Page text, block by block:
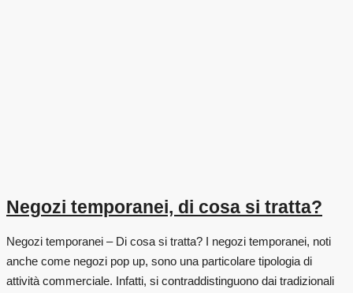
Negozi temporanei, di cosa si tratta?
Negozi temporanei – Di cosa si tratta? I negozi temporanei, noti
anche come negozi pop up, sono una particolare tipologia di
attività commerciale. Infatti, si contraddistinguono dai tradizionali